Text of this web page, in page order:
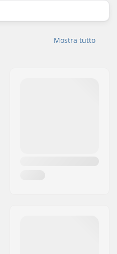
Mostra tutto